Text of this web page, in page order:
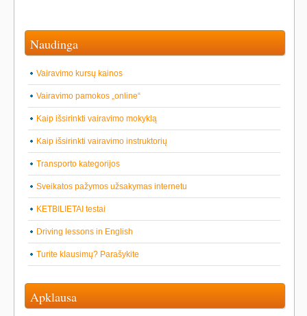
Naudinga
Vairavimo kursų kainos
Vairavimo pamokos „online“
Kaip išsirinkti vairavimo mokyklą
Kaip išsirinkti vairavimo instruktorių
Transporto kategorijos
Sveikatos pažymos užsakymas internetu
KETBILIETAI testai
Driving lessons in English
Turite klausimų? Parašykite
Apklausa